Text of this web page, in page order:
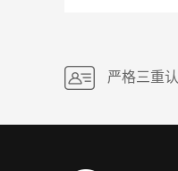
严格三重